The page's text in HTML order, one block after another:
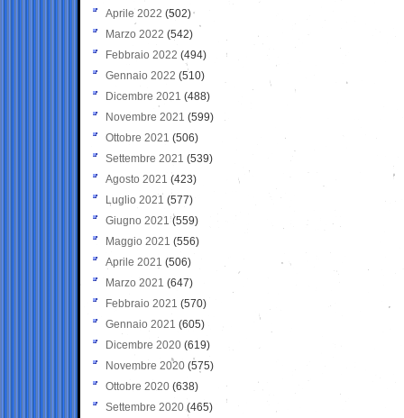
Aprile 2022 (502)
Marzo 2022 (542)
Febbraio 2022 (494)
Gennaio 2022 (510)
Dicembre 2021 (488)
Novembre 2021 (599)
Ottobre 2021 (506)
Settembre 2021 (539)
Agosto 2021 (423)
Luglio 2021 (577)
Giugno 2021(559)
Maggio 2021 (556)
Aprile 2021 (506)
Marzo 2021 (647)
Febbraio 2021 (570)
Gennaio 2021 (605)
Dicembre 2020 (619)
Novembre 2020 (575)
Ottobre 2020 (638)
Settembre 2020(465)